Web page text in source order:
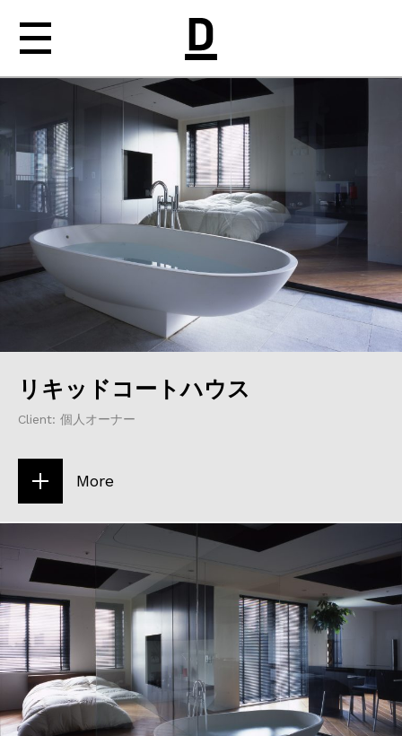
NEWS
ABOUT
WORKS
MEDIA
CONTACT
リキッドコートハウス
Client: 個人オーナー